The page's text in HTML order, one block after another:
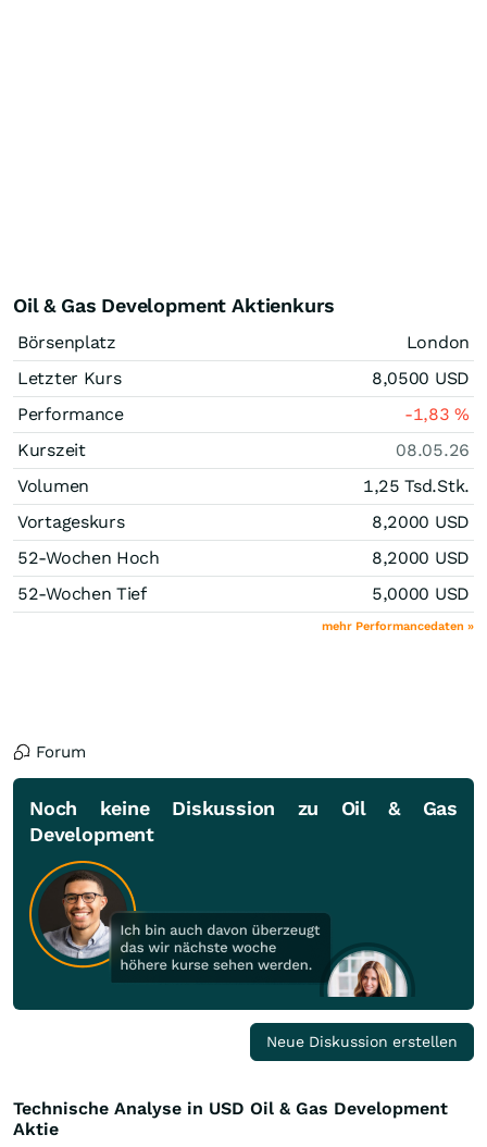
Oil & Gas Development Aktienkurs
Börsenplatz
London
Letzter Kurs
8,0500 USD
Performance
-1,83%
Kurszeit
08.05.26
Volumen
1,25 Tsd.Stk.
Vortageskurs
8,2000 USD
52-Wochen Hoch
8,2000 USD
52-Wochen Tief
5,0000 USD
mehr Performancedaten »
Forum
Noch keine Diskussion zu Oil & Gas
Development
Neue Diskussion erstellen
Technische Analyse in USD Oil & Gas Development
Aktie